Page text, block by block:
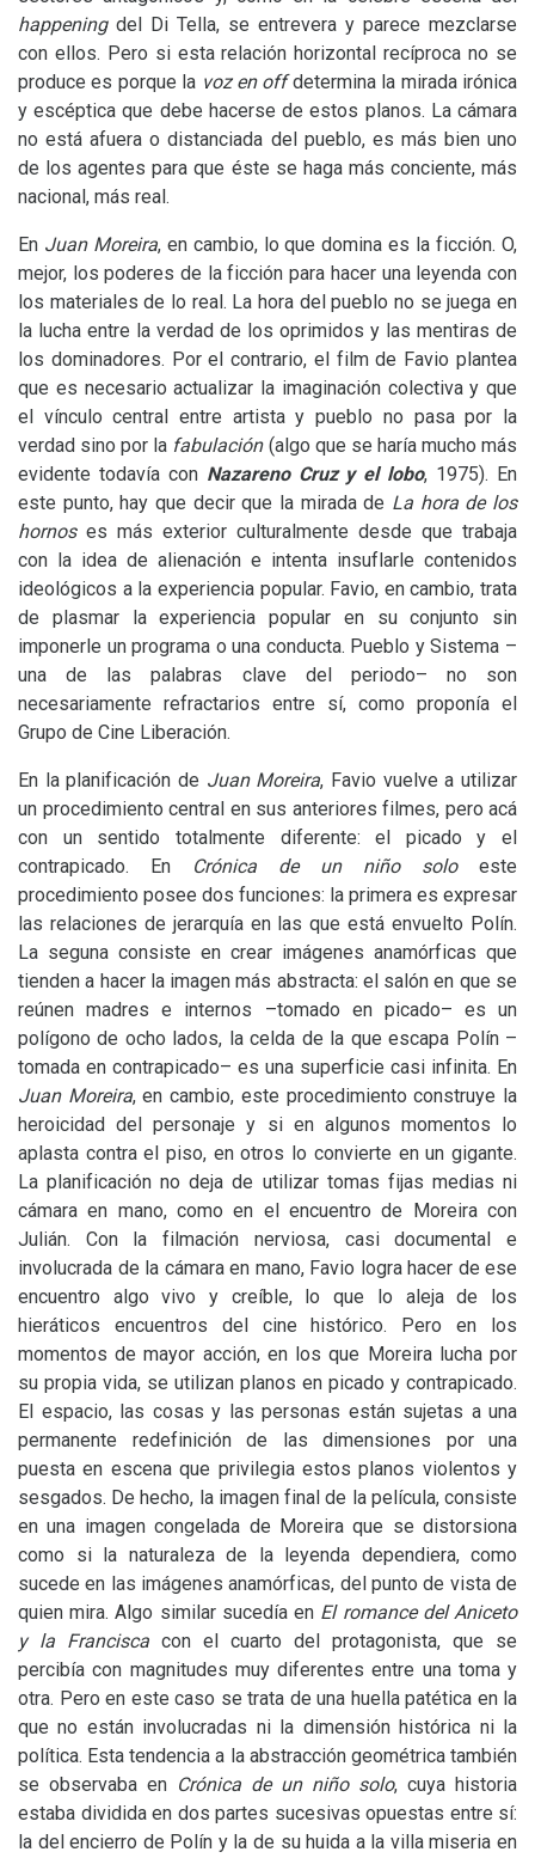
happening del Di Tella, se entrevera y parece mezclarse
con ellos. Pero si esta relación horizontal recíproca no se
produce es porque la voz en offdetermina la mirada irónica
y escéptica que debe hacerse de estos planos. La cámara
no está afuera o distanciada del pueblo, es más bien uno
de los agentes para que éste se haga más conciente, más
nacional, más real.
En Juan Moreira, en cambio, lo que domina es la ficción. O,
mejor, los poderes de la ficción para hacer una leyenda con
los materiales de lo real. La hora del pueblo no se juega en
la lucha entre la verdad de los oprimidos y las mentiras de
los dominadores. Por el contrario, el film de Favio plantea
que es necesario actualizar la imaginación colectiva y que
el vínculo central entre artista y pueblo no pasa por la
verdad sino por la fabulación (algo que se haría mucho más
evidente todavía con Nazareno Cruz y el lobo, 1975). En
este punto, hay que decir que la mirada de La hora de los
hornos es más exterior culturalmente desde que trabaja
con la idea de alienación e intenta insuflarle contenidos
ideológicos a la experiencia popular. Favio, en cambio, trata
de plasmar la experiencia popular en su conjunto sin
imponerle un programa o una conducta. Pueblo y Sistema –
una de las palabras clave del periodo– no son
necesariamente refractarios entre sí, como proponía el
Grupo de Cine Liberación.
En la planificación de Juan Moreira, Favio vuelve a utilizar
un procedimiento central en sus anteriores filmes, pero acá
con un sentido totalmente diferente: el picado y el
contrapicado. En
Crónica de un niño solo este
procedimiento posee dos funciones: la primera es expresar
las relaciones de jerarquía en las que está envuelto Polín.
La seguna consiste en crear imágenes anamórficas que
tienden a hacer la imagen más abstracta: el salón en que se
reúnen madres e internos –tomado en picado– es un
polígono de ocho lados, la celda de la que escapa Polín –
tomada en contrapicado– es una superficie casi infinita. En
Juan Moreira, en cambio, este procedimiento construye la
heroicidad del personaje y si en algunos momentos lo
aplasta contra el piso, en otros lo convierte en un gigante.
La planificación no deja de utilizar tomas fijas medias ni
cámara en mano, como en el encuentro de Moreira con
Julián. Con la filmación nerviosa, casi documental e
involucrada de la cámara en mano, Favio logra hacer de ese
encuentro algo vivo y creíble, lo que lo aleja de los
hieráticos encuentros del cine histórico. Pero en los
momentos de mayor acción, en los que Moreira lucha por
su propia vida, se utilizan planos en picado y contrapicado.
El espacio, las cosas y las personas están sujetas a una
permanente redefinición de las dimensiones por una
puesta en escena que privilegia estos planos violentos y
sesgados. De hecho, la imagen final de la película, consiste
en una imagen congelada de Moreira que se distorsiona
como si la naturaleza de la leyenda dependiera, como
sucede en las imágenes anamórficas, del punto de vista de
quien mira. Algo similar sucedía en El romance del Aniceto
y la Francisca con el cuarto del protagonista, que se
percibía con magnitudes muy diferentes entre una toma y
otra. Pero en este caso se trata de una huella patética en la
que no están involucradas ni la dimensión histórica ni la
política. Esta tendencia a la abstracción geométrica también
se observaba en Crónica de un niño solo, cuya historia
estaba dividida en dos partes sucesivas opuestas entre sí:
la del encierro de Polín y la de su huida a la villa miseria en